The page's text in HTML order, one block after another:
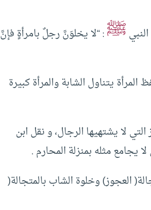
ﷺ: “لا يخلوَنَّ رجلٌ بامرأةٍ فإنَّ
يتناول الشابة والمرأة كبيرة
لا يشتهيها الرجال، و نقل ابن
مثله بمنزلة المحارم .
العجوز) وخلوة الشاب بالمتجالة(